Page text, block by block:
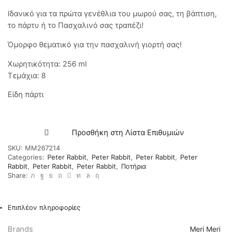
Ιδανικό για τα πρώτα γενέθλια του μωρού σας, τη βάπτιση,
το πάρτυ ή το Πασχαλινό σας τραπέζι!
Όμορφο θεματικό για την πασχαλινή γιορτή σας!
Χωρητικότητα: 256 ml
Τεμάχια: 8
Είδη πάρτι
Προσθήκη στη Λίστα Επιθυμιών
SKU: ΜΜ267214
Categories: Peter Rabbit, Peter Rabbit, Peter Rabbit, Peter
Rabbit, Peter Rabbit, Peter Rabbit, Ποτήρια
Share:
Επιπλέον πληροφορίες
Brands Meri Meri